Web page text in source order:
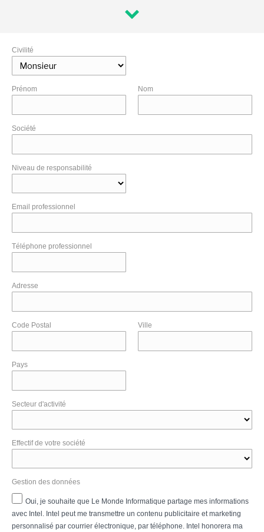
Civilité
Prénom Nom
Société
Niveau de responsabilité
Email professionnel
Téléphone professionnel
Adresse
Code Postal Ville
Pays
Secteur d'activité
Effectif de votre société
Gestion des données
Oui, je souhaite que Le Monde Informatique partage mes informations
avec Intel. Intel peut me transmettre un contenu publicitaire et marketing
personnalisé par courrier électronique, par téléphone. Intel honorera ma